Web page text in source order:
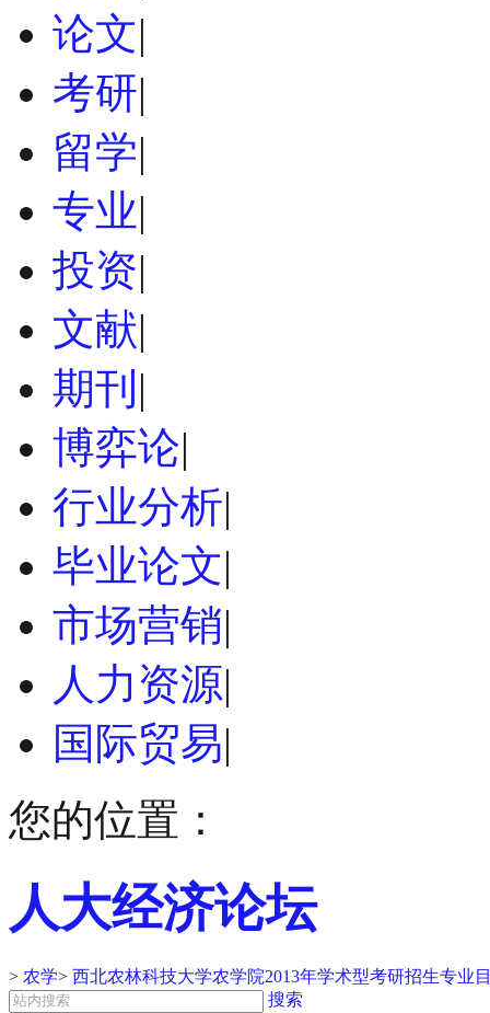
论文|
考研|
留学|
专业|
投资|
文献|
期刊 |
博弈论|
行业分析|
毕业论文|
市场营销|
人力资源|
国际贸易|
您的位置：
人大经济论坛
> 农学> 西北农林科技大学农学院2013年学术型考研招生专业
搜索